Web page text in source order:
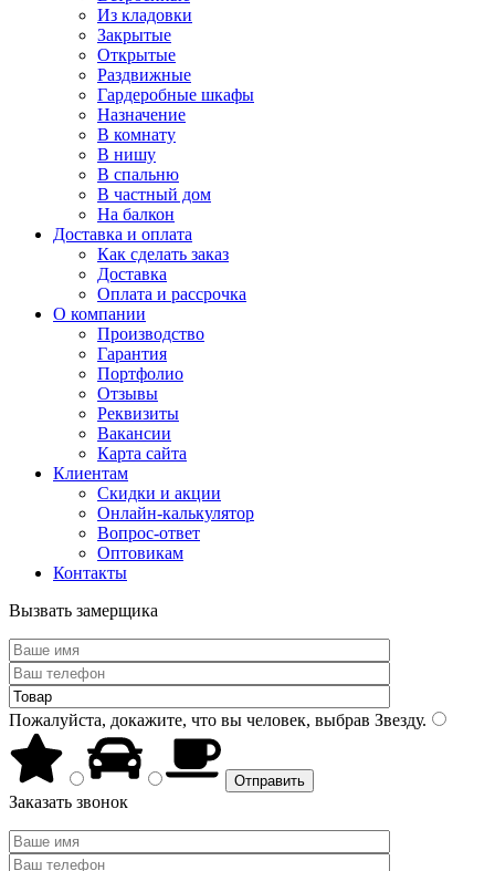
Из кладовки
Закрытые
Открытые
Раздвижные
Гардеробные шкафы
Назначение
В комнату
В нишу
В спальню
В частный дом
На балкон
Доставка и оплата
Как сделать заказ
Доставка
Оплата и рассрочка
О компании
Производство
Гарантия
Портфолио
Отзывы
Реквизиты
Вакансии
Карта сайта
Клиентам
Скидки и акции
Онлайн-калькулятор
Вопрос-ответ
Оптовикам
Контакты
Вызвать замерщика
Пожалуйста, докажите, что вы человек, выбрав Звезду.
Заказать звонок